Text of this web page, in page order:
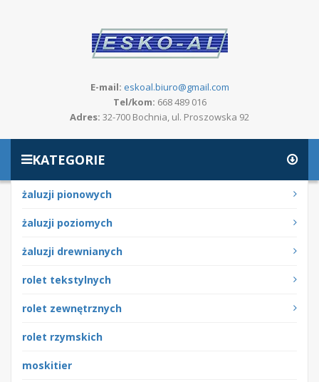
E-mail: eskoal.biuro@gmail.com
Tel/kom: 668 489 016
Adres: 32-700 Bochnia, ul. Proszowska 92
KATEGORIE
żaluzji pionowych
żaluzji poziomych
żaluzji drewnianych
rolet tekstylnych
rolet zewnętrznych
rolet rzymskich
moskitier